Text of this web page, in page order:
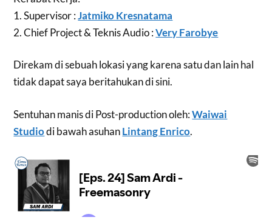
1. Supervisor :Jatmiko Kresnatama
2. Chief Project & Teknis Audio :Very Farobye
Direkam di sebuah lokasi yang karena satu dan lain hal
tidak dapat saya beritahukan di sini.
Sentuhan manis di Post-production oleh:Waiwai
Studiodi bawah asuhanLintang Enrico.